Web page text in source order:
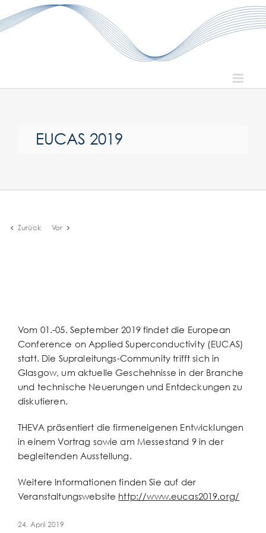
Inhalt
springen
EUCAS 2019
Zurück Vor
Vom 01.-05. September 2019 findet die European
Conference on Applied Superconductivity (EUCAS)
statt. Die Supraleitungs-Community trifft sich in
Glasgow, um aktuelle Geschehnisse in der Branche
und technische Neuerungen und Entdeckungen zu
diskutieren.
THEVA präsentiert die firmeneigenen Entwicklungen
in einem Vortrag sowie am Messestand 9 in der
begleitenden Ausstellung.
Weitere Informationen finden Sie auf der
Veranstaltungswebsite http://www.eucas2019.org/
24. April 2019